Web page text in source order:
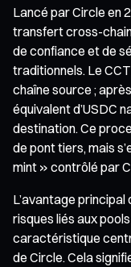
Lancé par Circle en
transfert cross-
de confiance et de
traditionnels. Le
chaîne source ;
équivalent d’USDC
destination. Ce
de pont tiers, mais
mint » contrôlé par
L’avantage principal
risques liés aux
caractéristique
de Circle. Cela